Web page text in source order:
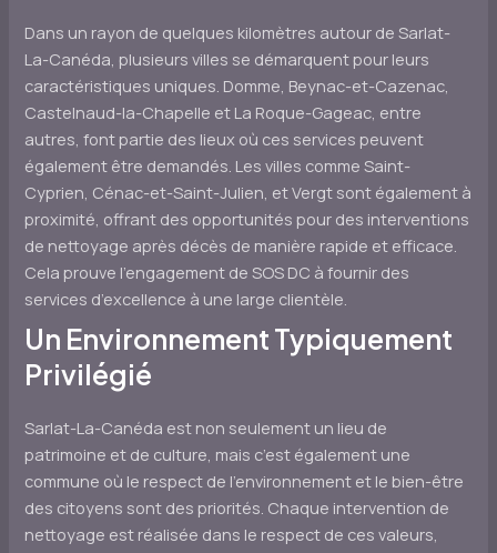
Dans un rayon de quelques kilomètres autour de Sarlat-
La-Canéda, plusieurs villes se démarquent pour leurs
caractéristiques uniques. Domme, Beynac-et-Cazenac,
Castelnaud-la-Chapelle et La Roque-Gageac, entre
autres, font partie des lieux où ces services peuvent
également être demandés. Les villes comme Saint-
Cyprien, Cénac-et-Saint-Julien, et Vergt sont également à
proximité, offrant des opportunités pour des interventions
de nettoyage après décès de manière rapide et efficace.
Cela prouve l’engagement de SOS DC à fournir des
services d’excellence à une large clientèle.
Un Environnement Typiquement
Privilégié
Sarlat-La-Canéda est non seulement un lieu de
patrimoine et de culture, mais c’est également une
commune où le respect de l’environnement et le bien-être
des citoyens sont des priorités. Chaque intervention de
nettoyage est réalisée dans le respect de ces valeurs,